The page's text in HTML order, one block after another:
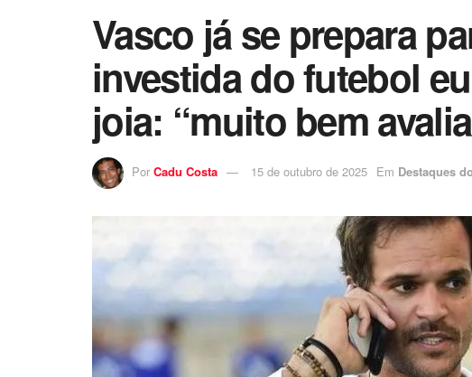
Vasco já se prepara
investida do futebol
joia: “muito bem
Por Cadu Costa 15 de outubro de 2025 Em Destaques